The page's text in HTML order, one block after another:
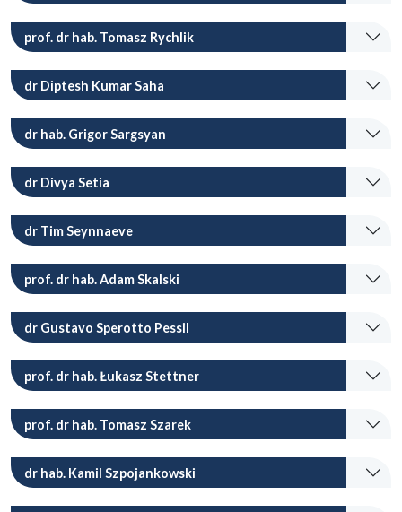
prof. dr hab. Tomasz Rychlik
dr Diptesh Kumar Saha
dr hab. Grigor Sargsyan
dr Divya Setia
dr Tim Seynnaeve
prof. dr hab. Adam Skalski
dr Gustavo Sperotto Pessil
prof. dr hab. Łukasz Stettner
prof. dr hab. Tomasz Szarek
dr hab. Kamil Szpojankowski